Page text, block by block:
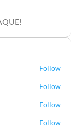
Follow
Follow
Follow
Follow